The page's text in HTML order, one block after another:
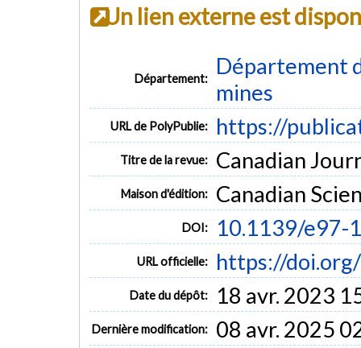
Un lien externe est
Département:
Département
mines
URL de PolyPublie: https://
Titre de la revue: Canadian
Maison d'édition: Canadian
DOI: 10.1139/e97-
URL officielle: https://
Date du dépôt: 18 avr. 2023
Dernière modification: 08 avr. 2025